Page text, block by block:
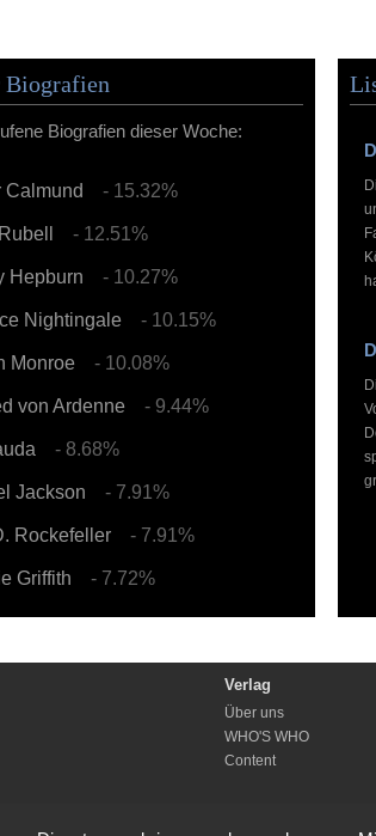
Biografien
Biografien dieser Woche:
Calmund - 15.32%
- 12.51%
Hepburn - 10.27%
Nightingale - 10.15%
Monroe - 10.08%
von Ardenne - 9.44%
- 8.68%
Jackson - 7.91%
Rockefeller - 7.91%
Griffith - 7.72%
Verlag
Über uns
WHO'S WHO
Content